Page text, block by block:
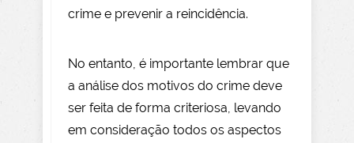
crime e prevenir a reincidência.
No entanto, é importante lembrar que
a análise dos motivos do crime deve
ser feita de forma criteriosa, levando
em consideração todos os aspectos